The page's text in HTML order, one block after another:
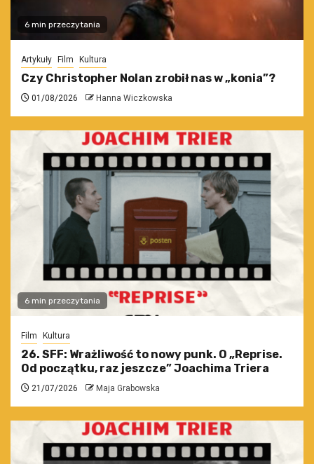
6 min przeczytania
Artykuły Film Kultura
Czy Christopher Nolan zrobił nas w „konia”?
01/08/2026 Hanna Wiczkowska
6 min przeczytania
Film Kultura
26. SFF: Wrażliwość to nowy punk. O „Reprise.
Od początku, raz jeszcze” Joachima Triera
21/07/2026 Maja Grabowska